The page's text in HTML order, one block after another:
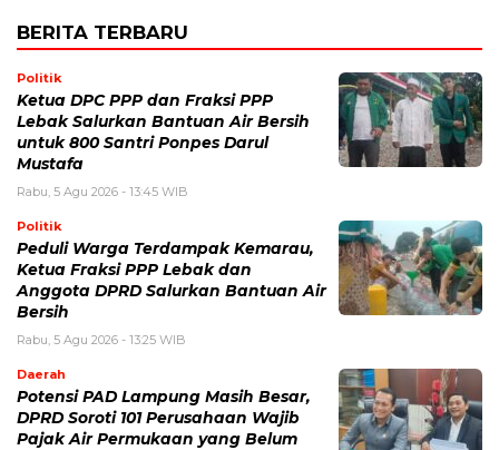
BERITA TERBARU
Politik
Ketua DPC PPP dan Fraksi PPP
Lebak Salurkan Bantuan Air Bersih
untuk 800 Santri Ponpes Darul
Mustafa
Rabu, 5 Agu 2026 - 13:45 WIB
Politik
Peduli Warga Terdampak Kemarau,
Ketua Fraksi PPP Lebak dan
Anggota DPRD Salurkan Bantuan Air
Bersih
Rabu, 5 Agu 2026 - 13:25 WIB
Daerah
Potensi PAD Lampung Masih Besar,
DPRD Soroti 101 Perusahaan Wajib
Pajak Air Permukaan yang Belum